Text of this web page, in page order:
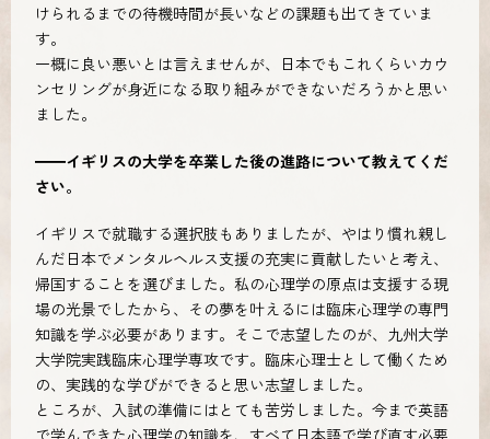
けられるまでの待機時間が長いなどの課題も出てきていま
す。
一概に良い悪いとは言えませんが、日本でもこれくらいカウ
ンセリングが身近になる取り組みができないだろうかと思い
ました。
━━イギリスの大学を卒業した後の進路について教えてくだ
さい。
イギリスで就職する選択肢もありましたが、やはり慣れ親し
んだ日本でメンタルヘルス支援の充実に貢献したいと考え、
帰国することを選びました。私の心理学の原点は支援する現
場の光景でしたから、その夢を叶えるには臨床心理学の専門
知識を学ぶ必要があります。そこで志望したのが、九州大学
大学院実践臨床心理学専攻です。臨床心理士として働くため
の、実践的な学びができると思い志望しました。
ところが、入試の準備にはとても苦労しました。今まで英語
で学んできた心理学の知識を、すべて日本語で学び直す必要